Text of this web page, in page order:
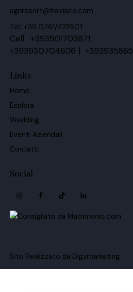
agriresort@fraviaco.com
Tel. +39 0761/422501
Cell. +393501703871
+393930704606 |
Links
Home
Esplora
Wedding
Eventi Aziendali
Contatti
Social
Sito Realizzato da Digymarketing